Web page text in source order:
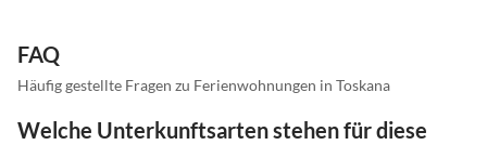
FAQ
Häufig gestellte Fragen zu Ferienwohnungen in Toskana
Welche Unterkunftsarten stehen für diese